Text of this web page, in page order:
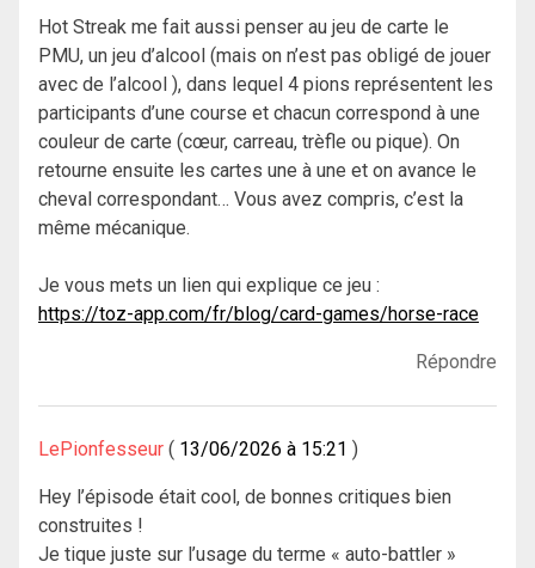
Hot Streak me fait aussi penser au jeu de carte le
PMU, un jeu d’alcool (mais on n’est pas obligé de jouer
avec de l’alcool ), dans lequel 4 pions représentent les
participants d’une course et chacun correspond à une
couleur de carte (cœur, carreau, trèfle ou pique). On
retourne ensuite les cartes une à une et on avance le
cheval correspondant… Vous avez compris, c’est la
même mécanique.
Je vous mets un lien qui explique ce jeu :
https://toz-app.com/fr/blog/card-games/horse-race
Répondre
LePionfesseur 13/06/2026 à 15:21
Hey l’épisode était cool, de bonnes critiques bien
construites !
Je tique juste sur l’usage du terme « auto-battler »